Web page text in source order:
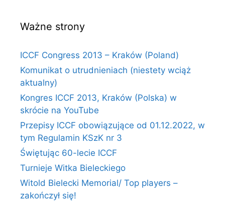
Ważne strony
ICCF Congress 2013 – Kraków (Poland)
Komunikat o utrudnieniach (niestety wciąż
aktualny)
Kongres ICCF 2013, Kraków (Polska) w
skrócie na YouTube
Przepisy ICCF obowiązujące od 01.12.2022, w
tym Regulamin KSzK nr 3
Świętując 60-lecie ICCF
Turnieje Witka Bieleckiego
Witold Bielecki Memorial/ Top players –
zakończył się!